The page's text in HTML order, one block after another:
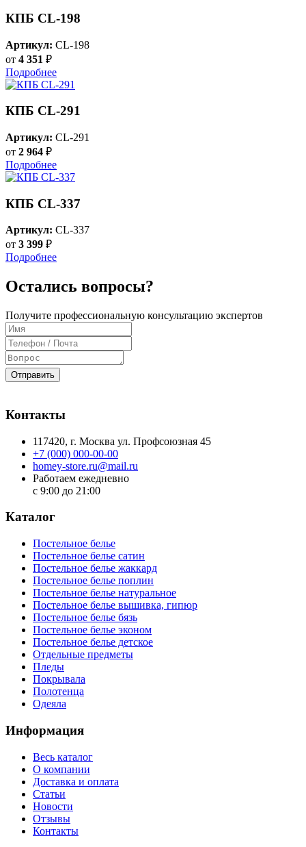
КПБ CL-198
Артикул: CL-198
от 4 351 ₽
Подробнее
КПБ CL-291
Артикул: CL-291
от 2 964 ₽
Подробнее
КПБ CL-337
Артикул: CL-337
от 3 399 ₽
Подробнее
Остались вопросы?
Получите профессиональную консультацию экспертов
Отправить
Контакты
117420, г. Москва ул. Профсоюзная 45
+7 (000) 000-00-00
homey-store.ru@mail.ru
Работаем ежедневно
с 9:00 до 21:00
Каталог
Постельное белье
Постельное белье сатин
Постельное белье жаккард
Постельное белье поплин
Постельное белье натуральное
Постельное белье вышивка, гипюр
Постельное белье бязь
Постельное белье эконом
Постельное белье детское
Отдельные предметы
Пледы
Покрывала
Полотенца
Одеяла
Информация
Весь каталог
О компании
Доставка и оплата
Статьи
Новости
Отзывы
Контакты